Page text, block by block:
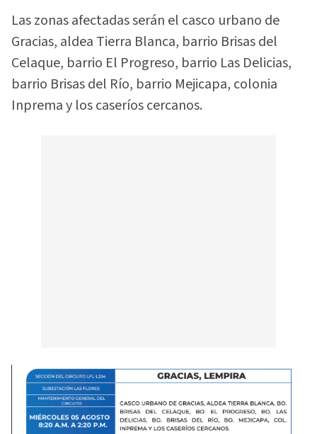
Las zonas afectadas serán el casco urbano de
Gracias, aldea Tierra Blanca, barrio Brisas del
Celaque, barrio El Progreso, barrio Las Delicias,
barrio Brisas del Río, barrio Mejicapa, colonia
Inprema y los caseríos cercanos.